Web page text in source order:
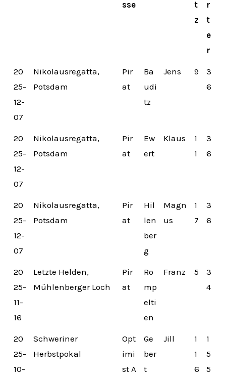
sse
t
z
r
t
e
r
20
25-
12-
07
Nikolausregatta,
Potsdam
Pir
at
Ba
udi
tz
Jens 9
3
6
20
25-
12-
07
Nikolausregatta,
Potsdam
Pir
at
Ew
ert
Klaus
1
1
3
6
20
25-
12-
07
Nikolausregatta,
Potsdam
Pir
at
Hil
len
ber
g
Magn
us
1
7
3
6
20
25-
11-
16
Letzte Helden,
Mühlenberger Loch
Pir
at
Ro
mp
elti
en
Franz 5
3
4
20
25-
10-
Schweriner
Herbstpokal
Opt
imi
st A
Ge
ber
t
Jill
1
1
6
1
5
5